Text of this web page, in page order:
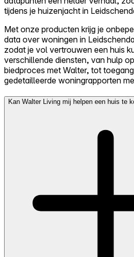
tijdens je huizenjacht in
Met onze producten krijg je
data over woningen in
zodat je vol vertrouwen een huis
verschillende diensten, van hulp
biedproces met Walter, tot
gedetailleerde woningrapporten
Kan Walter Living mij helpen een huis te